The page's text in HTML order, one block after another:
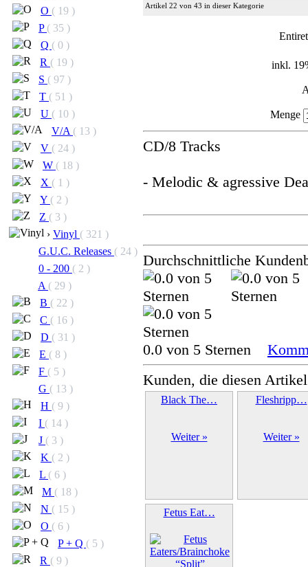
O ( 19 )
P ( 35 )
Q ( 0 )
R ( 19 )
S ( 97 )
T ( 51 )
U ( 10 )
V/A ( 13 )
V ( 24 )
W ( 18 )
X ( 1 )
Y ( 2 )
Z ( 3 )
› Vinyl ( 321 )
G.U.C. Releases ( 24 )
0 - 200 ( 2 )
A ( 29 )
B ( 22 )
C ( 16 )
D ( 31 )
E ( 8 )
F ( 5 )
G ( 13 )
H ( 9 )
I ( 14 )
J ( 3 )
K ( 2 )
L ( 6 )
M ( 18 )
N ( 15 )
O ( 6 )
P + Q ( 5 )
R ( 9 )
Artikel 22 von 43 in dieser Kategorie
inkl.
Menge
CD/8 Tracks
- Melodic & agressive
Durchschnittliche
0.0 von 5 Sternen
Kunden, die diesen
Black The…
Weiter »
Fleshripp…
Weiter »
Fetus Eat…